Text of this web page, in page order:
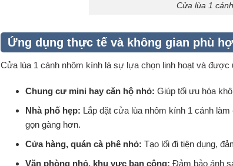
Cửa lùa 1
Ứng dụng thực tế và không gian phù
Cửa lùa 1 cánh nhôm kính là sự lựa chọn linh hoạt và được
Chung cư mini hay căn hộ nhỏ: Giúp tối ưu hóa
Nhà phố hẹp: Lắp đặt cửa lùa nhôm kính 1 cánh
gọn gàng hơn.
Cửa hàng, quán cà phê nhỏ: Tạo lối đi tiện dụng,
Văn phòng nhỏ, khu vực ban công: Đảm bảo ánh